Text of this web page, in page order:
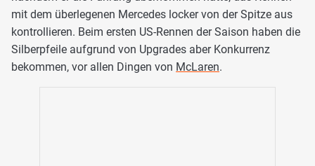
mit dem überlegenen Mercedes locker von der Spitze aus
kontrollieren. Beim ersten US-Rennen der Saison haben die
Silberpfeile aufgrund von Upgrades aber Konkurrenz
bekommen, vor allen Dingen von McLaren.